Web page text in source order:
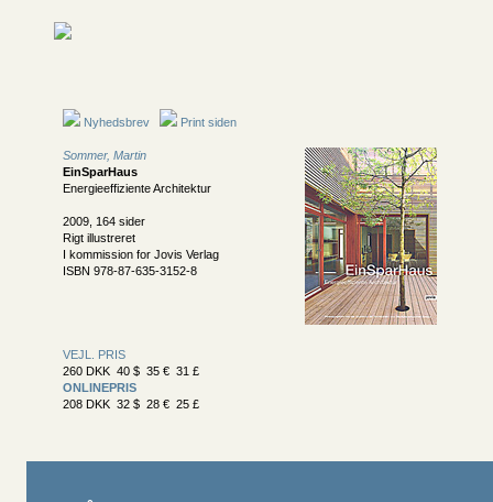
Nyhedsbrev Print siden
Sommer, Martin
EinSparHaus
Energieeffiziente Architektur
2009, 164 sider
Rigt illustreret
I kommission for Jovis Verlag
ISBN 978-87-635-3152-8
VEJL. PRIS
260 DKK 40 $ 35 € 31 £
ONLINEPRIS
208 DKK 32 $ 28 € 25 £